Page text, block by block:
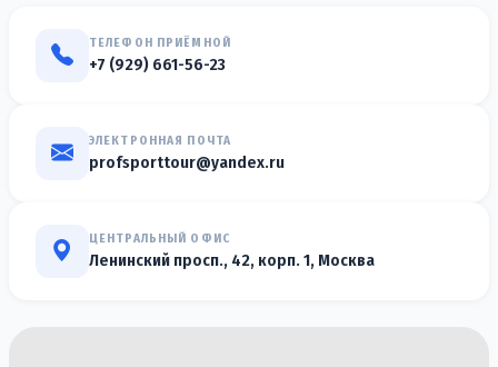
ТЕЛЕФОН ПРИЁМНОЙ
+7 (929) 661-56-23
ЭЛЕКТРОННАЯ ПОЧТА
profsporttour@yandex.ru
ЦЕНТРАЛЬНЫЙ ОФИС
Ленинский просп., 42, корп. 1, Москва